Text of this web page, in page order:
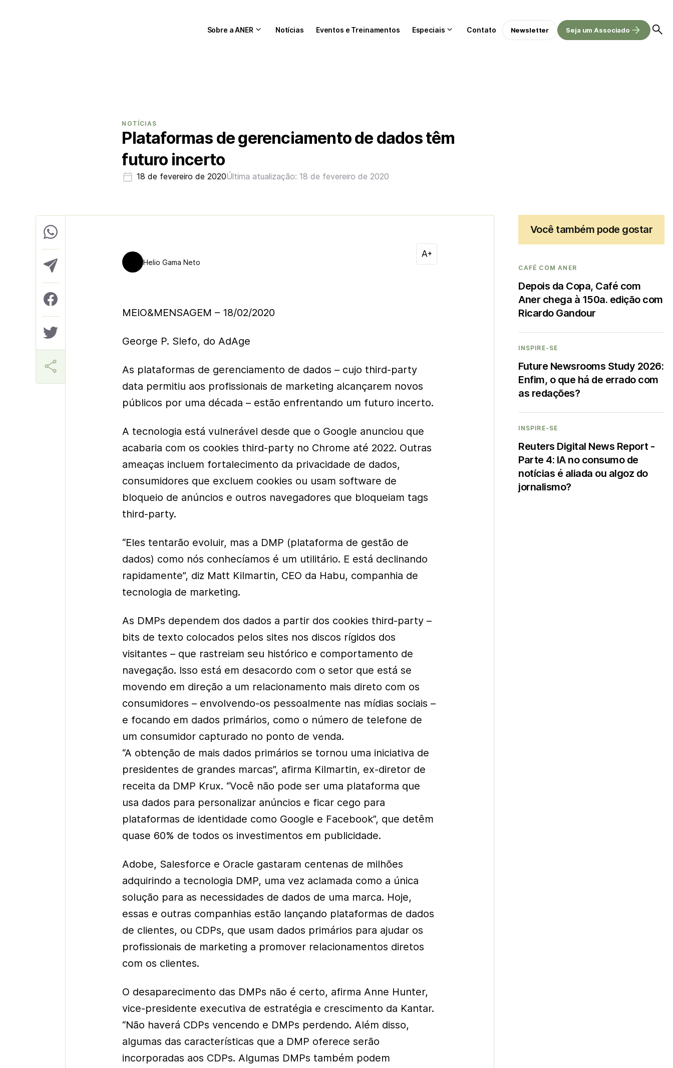
Sobre a ANER Notícias Eventos e Treinamentos Especiais Contato Newsletter Seja um Associado
NOTÍCIAS
Plataformas de gerenciamento de dados têm
futuro incerto
18 de fevereiro de 2020Última atualização: 18 de fevereiro de 2020
Helio Gama Neto
MEIO&MENSAGEM – 18/02/2020
George P. Slefo, do AdAge
As plataformas de gerenciamento de dados – cujo third-party
data permitiu aos profissionais de marketing alcançarem novos
públicos por uma década – estão enfrentando um futuro incerto.
A tecnologia está vulnerável desde que o Google anunciou que
acabaria com os cookies third-party no Chrome até 2022. Outras
ameaças incluem fortalecimento da privacidade de dados,
consumidores que excluem cookies ou usam software de
bloqueio de anúncios e outros navegadores que bloqueiam tags
third-party.
“Eles tentarão evoluir, mas a DMP (plataforma de gestão de
dados) como nós conhecíamos é um utilitário. E está declinando
rapidamente”, diz Matt Kilmartin, CEO da Habu, companhia de
tecnologia de marketing.
As DMPs dependem dos dados a partir dos cookies third-party –
bits de texto colocados pelos sites nos discos rígidos dos
visitantes – que rastreiam seu histórico e comportamento de
navegação. Isso está em desacordo com o setor que está se
movendo em direção a um relacionamento mais direto com os
consumidores – envolvendo-os pessoalmente nas mídias sociais –
e focando em dados primários, como o número de telefone de
um consumidor capturado no ponto de venda.
“A obtenção de mais dados primários se tornou uma iniciativa de
presidentes de grandes marcas”, afirma Kilmartin, ex-diretor de
receita da DMP Krux. “Você não pode ser uma plataforma que
usa dados para personalizar anúncios e ficar cego para
plataformas de identidade como Google e Facebook”, que detêm
quase 60% de todos os investimentos em publicidade.
Adobe, Salesforce e Oracle gastaram centenas de milhões
adquirindo a tecnologia DMP, uma vez aclamada como a única
solução para as necessidades de dados de uma marca. Hoje,
essas e outras companhias estão lançando plataformas de dados
de clientes, ou CDPs, que usam dados primários para ajudar os
profissionais de marketing a promover relacionamentos diretos
com os clientes.
O desaparecimento das DMPs não é certo, afirma Anne Hunter,
vice-presidente executiva de estratégia e crescimento da Kantar.
“Não haverá CDPs vencendo e DMPs perdendo. Além disso,
algumas das características que a DMP oferece serão
incorporadas aos CDPs. Algumas DMPs também podem
Você também pode gostar
CAFÉ COM ANER
Depois da Copa, Café com
Aner chega à 150a. edição com
Ricardo Gandour
INSPIRE-SE
Future Newsrooms Study 2026:
Enfim, o que há de errado com
as redações?
INSPIRE-SE
Reuters Digital News Report -
Parte 4: IA no consumo de
notícias é aliada ou algoz do
jornalismo?